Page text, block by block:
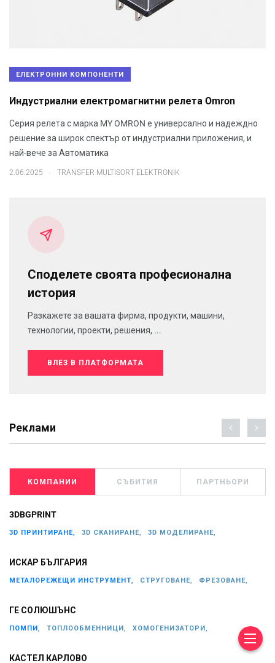
ЕЛЕКТРОННИ КОМПОНЕНТИ
Индустриални електромагнитни релета Omron
Серия релета с марка MY OMRON е универсално и надеждно
решение за широк спектър от индустриални приложения, и
най-вече за Автоматика
2.06.2025 TRANSFER MULTISORT ELEKTRONIK
Споделете своята професионална
история
Разкажете за вашата фирма, продукти, машини,
технологии, проекти, решения, ...
ВЛЕЗ В ПЛАТФОРМАТА
Реклами
КОМПАНИИ СЪБИТИЯ ПАРТНЬОРИ
3DBGPRINT
3D ПРИНТИРАНЕ, 3D СКАНИРАНЕ, 3D МОДЕЛИРАНЕ,
ИСКАР БЪЛГАРИЯ
МЕТАЛОРЕЖЕЩИ ИНСТРУМЕНТ, СТРУГОВАНЕ, ФРЕЗОВАНЕ,
ГЕ СОЛЮШЪНС
ПОМПИ, ТОПЛООБМЕННИЦИ, ХОМОГЕНИЗАТОРИ,
КАСТЕЛ КАРЛОВО